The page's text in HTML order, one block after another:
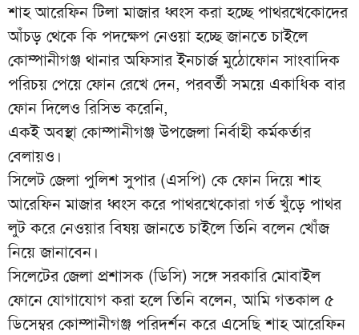
শাহ আরেফিন টিলা মাজার ধ্বংস করা হচ্ছে পাথরখেকোদের
আঁচড় থেকে কি পদক্ষেপ নেওয়া হচ্ছে জানতে চাইলে
কোম্পানীগঞ্জ থানার অফিসার ইনচার্জ মুঠোফোন সাংবাদিক
পরিচয় পেয়ে ফোন রেখে দেন, পরবর্তী সময়ে একাধিক বার
ফোন দিলেও রিসিভ করেনি,
একই অবস্থা কোম্পানীগঞ্জ উপজেলা নির্বাহী কর্মকর্তার
বেলায়ও।
সিলেট জেলা পুলিশ সুপার (এসপি) কে ফোন দিয়ে শাহ
আরেফিন মাজার ধ্বংস করে পাথরখেকোরা গর্ত খুঁড়ে পাথর
লুট করে নেওয়ার বিষয় জানতে চাইলে তিনি বলেন খোঁজ
নিয়ে জানাবেন।
সিলেটের জেলা প্রশাসক (ডিসি) সঙ্গে সরকারি মোবাইল
ফোনে যোগাযোগ করা হলে তিনি বলেন, আমি গতকাল ৫
ডিসেম্বর কোম্পানীগঞ্জ পরিদর্শন করে এসেছি শাহ আরেফিন